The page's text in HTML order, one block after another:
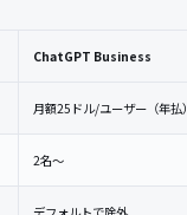
ChatGPT Business
月額25ドル/ユーザー（年払）
2名〜